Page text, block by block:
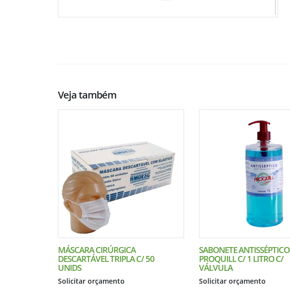
Veja também
MÁSCARA CIRÚRGICA
DESCARTÁVEL TRIPLA C/ 50
UNIDS
Solicitar orçamento
SABONETE ANTISSÉPTICO
PROQUILL C/ 1 LITRO C/
VÁLVULA
Solicitar orçamento